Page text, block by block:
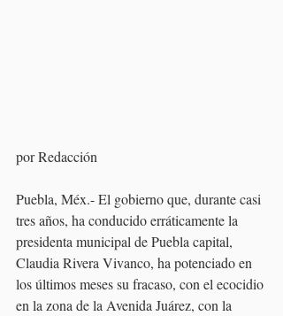
por Redacción
Puebla, Méx.- El gobierno que, durante casi
tres años, ha conducido erráticamente la
presidenta municipal de Puebla capital,
Claudia Rivera Vivanco, ha potenciado en
los últimos meses su fracaso, con el ecocidio
en la zona de la Avenida Juárez, con la